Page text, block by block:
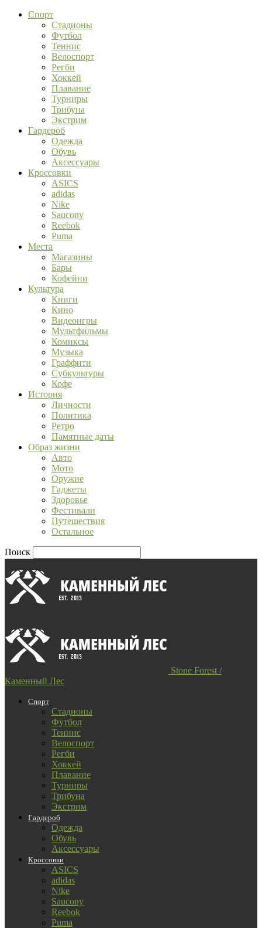
Спорт
Стадионы
Футбол
Теннис
Велоспорт
Регби
Хоккей
Плавание
Турниры
Трибуна
Экстрим
Гардероб
Одежда
Обувь
Аксессуары
Кроссовки
ASICS
adidas
Nike
Saucony
Reebok
Puma
Места
Магазины
Бары
Кофейни
Культура
Книги
Кино
Видеоигры
Мультфильмы
Комиксы
Музыка
Граффити
Субкультуры
Кофе
История
Личности
Политика
Ретро
Памятные даты
Образ жизни
Авто
Мото
Оружие
Гаджеты
Здоровье
Фестивали
Путешествия
Остальное
Поиск
Stone Forest /
Каменный Лес
Спорт
Стадионы
Футбол
Теннис
Велоспорт
Регби
Хоккей
Плавание
Турниры
Трибуна
Экстрим
Гардероб
Одежда
Обувь
Аксессуары
Кроссовки
ASICS
adidas
Nike
Saucony
Reebok
Puma